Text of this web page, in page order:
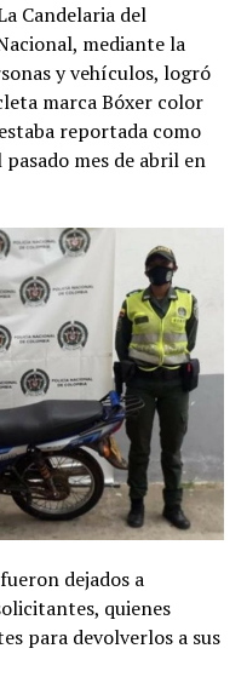
Candelaria del
mediante la
y vehículos, logró
marca Bóxer color
reportada como
mes de abril en
dejados a
quienes
para devolverlos a sus